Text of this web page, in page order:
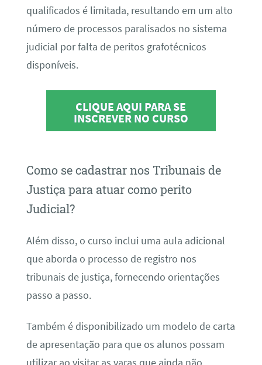
qualificados é limitada, resultando em um alto
número de processos paralisados no sistema
judicial por falta de peritos grafotécnicos
disponíveis.
CLIQUE AQUI PARA SE
INSCREVER NO CURSO
Como se cadastrar nos Tribunais de
Justiça para atuar como perito
Judicial?
Além disso, o curso inclui uma aula adicional
que aborda o processo de registro nos
tribunais de justiça, fornecendo orientações
passo a passo.
Também é disponibilizado um modelo de carta
de apresentação para que os alunos possam